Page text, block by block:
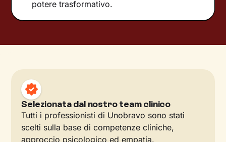
potere trasformativo.
Selezionata dal nostro team clinico
Tutti i professionisti di Unobravo sono stati
scelti sulla base di competenze cliniche,
approccio psicologico ed empatia.